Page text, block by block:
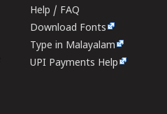
Help / FAQ
Download Fonts
Type in Malayalam
UPI Payments Help